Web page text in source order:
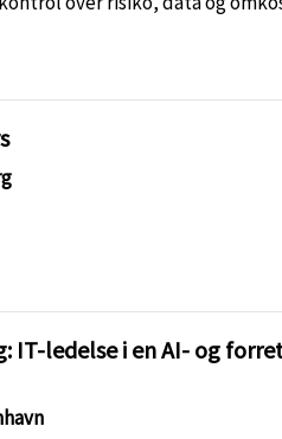
IT-ledelse i en AI- og